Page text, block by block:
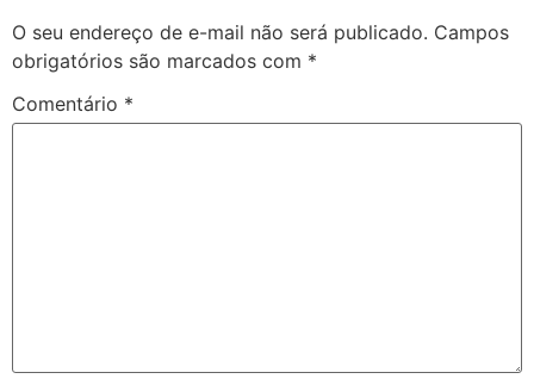
O seu endereço de e-mail não será publicado. Campos
obrigatórios são marcados com *
Comentário *